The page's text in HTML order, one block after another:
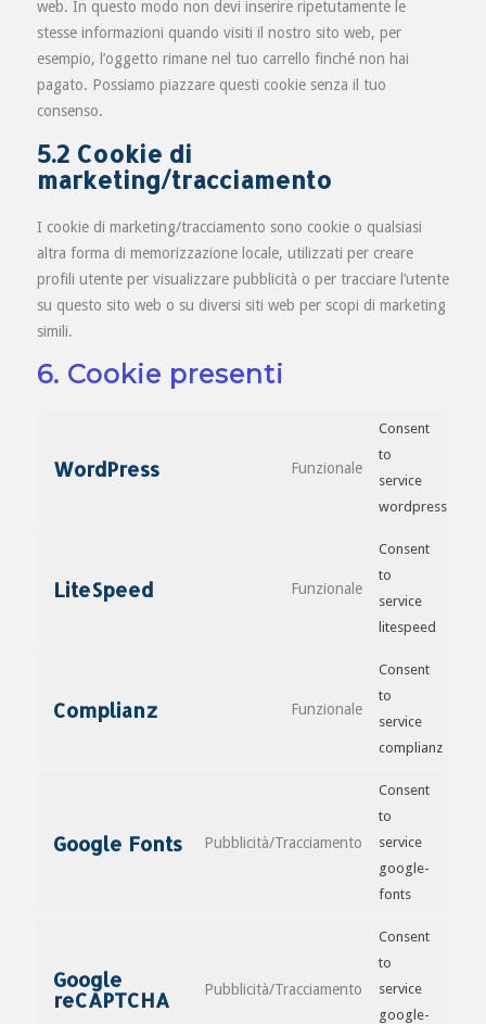
web. In questo modo non devi inserire ripetutamente le
stesse informazioni quando visiti il nostro sito web, per
esempio, l’oggetto rimane nel tuo carrello finché non hai
pagato. Possiamo piazzare questi cookie senza il tuo
consenso.
5.2 Cookie di
marketing/tracciamento
I cookie di marketing/tracciamento sono cookie o qualsiasi
altra forma di memorizzazione locale, utilizzati per creare
profili utente per visualizzare pubblicità o per tracciare l’utente
su questo sito web o su diversi siti web per scopi di marketing
simili.
6. Cookie presenti
WordPress Funzionale
Consent
to
service
wordpress
LiteSpeed Funzionale
Consent
to
service
litespeed
Complianz Funzionale
Consent
to
service
complianz
Google Fonts Pubblicità/Tracciamento
Consent
to
service
google-
fonts
Google
reCAPTCHA
Pubblicità/Tracciamento
Consent
to
service
google-